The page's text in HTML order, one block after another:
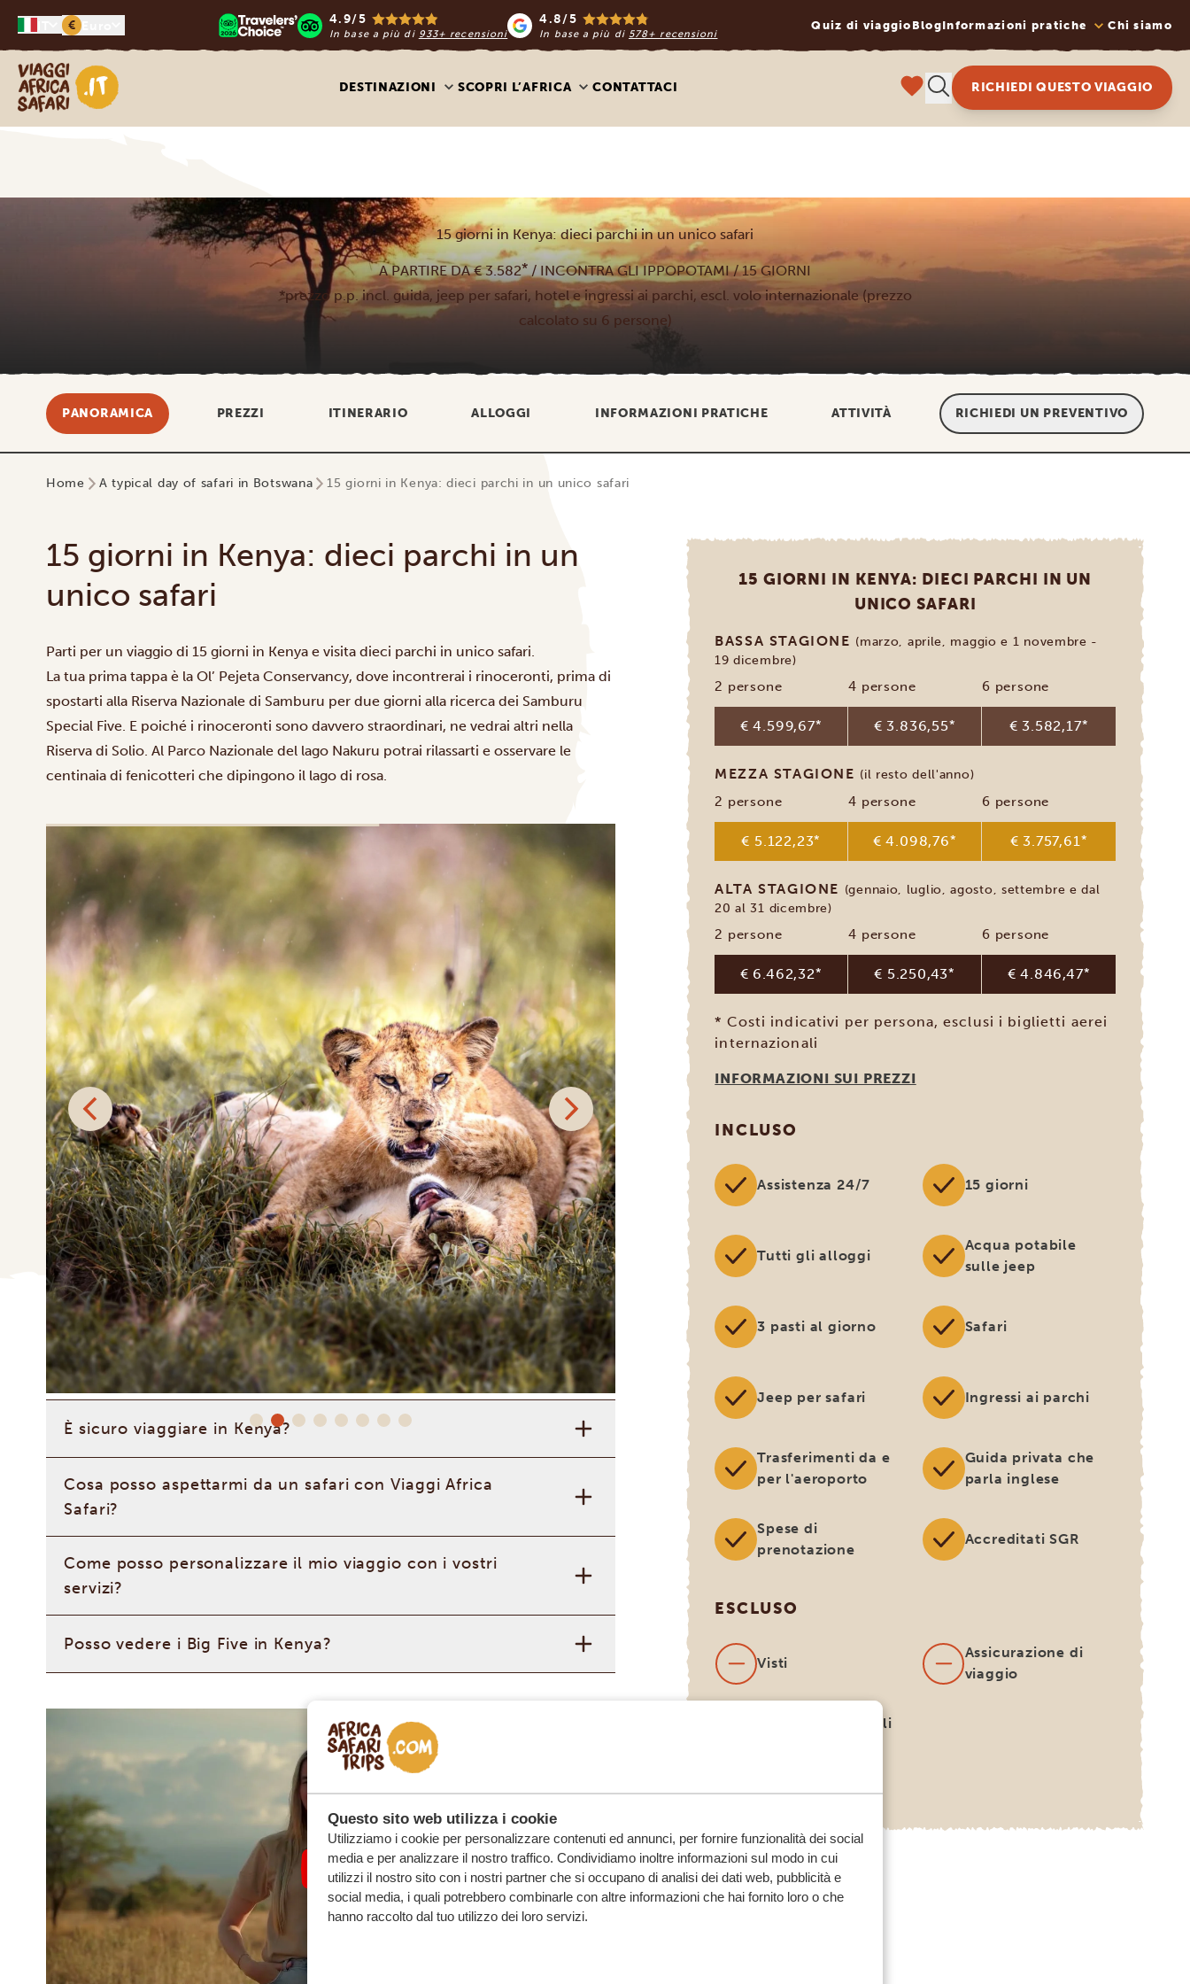
Questo sito web utilizza i cookie
Utilizziamo i cookie per personalizzare contenuti ed annunci, per fornire funzionalità dei social
media e per analizzare il nostro traffico. Condividiamo inoltre informazioni sul modo in cui
utilizzi il nostro sito con i nostri partner che si occupano di analisi dei dati web, pubblicità e
social media, i quali potrebbero combinarle con altre informazioni che hai fornito loro o che
hanno raccolto dal tuo utilizzo dei loro servizi.
€ 4.9/5
In base a più di 933+ recensioni
4.8/5
In base a più di 578+ recensioni
Quiz di viaggio BlogInformazioni pratiche Chi siamo
Viaggi Africa Safari
DESTINAZIONI SCOPRI L’AFRICA CONTATTACI RICHIEDI QUESTO VIAGGIO
15 giorni in Kenya: dieci parchi in un unico safari
A PARTIRE DA € 3.582*/ INCONTRA GLI IPPOPOTAMI / 15 GIORNI
*prezzo p.p. incl. guida, jeep per safari, hotel e ingressi ai parchi, escl. volo internazionale (prezzo
calcolato su 6 persone)
PANORAMICA PREZZI ITINERARIO ALLOGGI INFORMAZIONI PRATICHE ATTIVITÀ RICHIEDI UN PREVENTIVO
Home A typical day of safari in Botswana 15 giorni in Kenya: dieci parchi in un unico safari
15 giorni in Kenya: dieci parchi in un
unico safari
Parti per un viaggio di 15 giorni in Kenya e visita dieci parchi in unico safari.
La tua prima tappa è la Ol’ Pejeta Conservancy, dove incontrerai i rinoceronti, prima di
spostarti alla Riserva Nazionale di Samburu per due giorni alla ricerca dei Samburu
Special Five. E poiché i rinoceronti sono davvero straordinari, ne vedrai altri nella
Riserva di Solio. Al Parco Nazionale del lago Nakuru potrai rilassarti e osservare le
centinaia di fenicotteri che dipingono il lago di rosa.
La tappa successiva è laRiserva Nazionale Masai Mara, famosa per i Big Five e laGrande
Migrazione degli gnu, dove ti attendono altri due giorni di safari. Dopo un safari in
barca sullago Naivashatra ippopotami e uccelli esotici, passerai a est diNairobie
visiterai ilParco Nazionale di Amboseli , ai piedi delMonte Kilimanjaro, con i suoi
numerosi elefanti. Infine, visiterai i parchi nazionali Tsavo Ovest e Tsavo Este il
Santuario Faunistico delle Taita Hills
È sicuro viaggiare in Kenya?
Cosa posso aspettarmi da un safari con Viaggi Africa
Safari?
Come posso personalizzare il mio viaggio con i vostri
servizi?
Posso vedere i Big Five in Kenya?
15 GIORNI IN KENYA: DIECI PARCHI IN UN
UNICO SAFARI
BASSA STAGIONE (marzo, aprile, maggio e 1 novembre -
19 dicembre)
2 persone
€ 4.599,67*
4 persone
€ 3.836,55*
6 persone
€ 3.582,17*
MEZZA STAGIONE (il resto dell'anno)
2 persone
€ 5.122,23*
4 persone
€ 4.098,76*
6 persone
€ 3.757,61*
ALTA STAGIONE (gennaio, luglio, agosto, settembre e dal
20 al 31 dicembre)
2 persone
€ 6.462,32*
4 persone
€ 5.250,43*
6 persone
€ 4.846,47*
* Costi indicativi per persona, esclusi i biglietti aerei
internazionali
INFORMAZIONI SUI PREZZI
INCLUSO
Assistenza 24/7 15 giorni
Tutti gli alloggi
Acqua potabile
sulle jeep
3 pasti al giorno Safari
Jeep per safari Ingressi ai parchi
Trasferimenti da e
per l'aeroporto
Guida privata che
parla inglese
Spese di
prenotazione
Accreditati SGR
ESCLUSO
Visti
Assicurazione di
viaggio
Voli internazionali